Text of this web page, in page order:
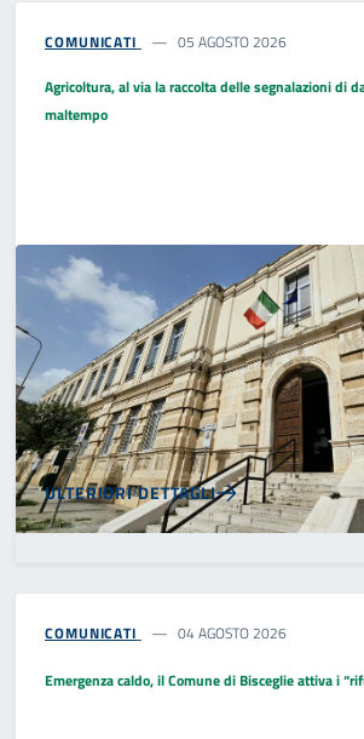
COMUNICATI
05 AGOSTO 2026
Agricoltura, al via la raccolta delle segnalazioni di
maltempo
ULTERIORI DETTAGLI
COMUNICATI 04 AGOSTO 2026
Emergenza caldo, il Comune di Bisceglie attiva i